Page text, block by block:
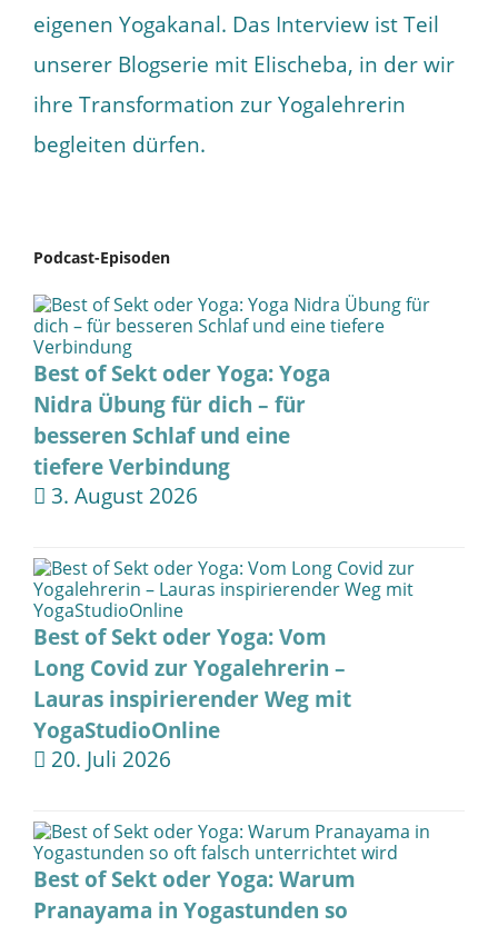
eigenen Yogakanal. Das Interview ist Teil
unserer Blogserie mit Elischeba, in der wir
ihre Transformation zur Yogalehrerin
begleiten dürfen.
Podcast-Episoden
Best of Sekt oder Yoga: Yoga
Nidra Übung für dich – für
besseren Schlaf und eine
tiefere Verbindung
3. August 2026
Best of Sekt oder Yoga: Vom
Long Covid zur Yogalehrerin –
Lauras inspirierender Weg mit
YogaStudioOnline
20. Juli 2026
Best of Sekt oder Yoga: Warum
Pranayama in Yogastunden so